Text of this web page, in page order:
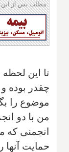
مطلب پس از این
تا این
چقدر بوده
موضوع را
انجمنی که
حمایت آنها